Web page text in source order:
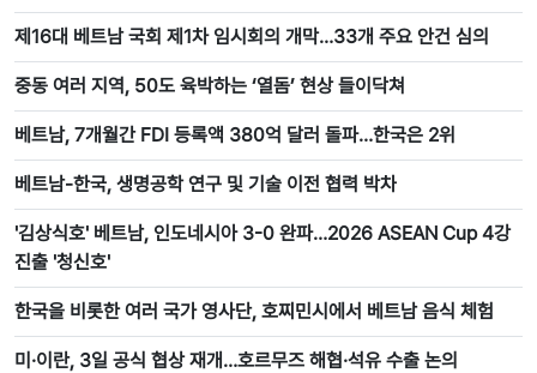
제16대 베트남 국회 제1차 임시회의 개막…33개 주요 안건 심의
중동 여러 지역, 50도 육박하는 ‘열돔’ 현상 들이닥쳐
베트남, 7개월간 FDI 등록액 380억 달러 돌파…한국은 2위
베트남-한국, 생명공학 연구 및 기술 이전 협력 박차
'김상식호' 베트남, 인도네시아 3-0 완파…2026 ASEAN Cup 4강
진출 '청신호'
한국을 비롯한 여러 국가 영사단, 호찌민시에서 베트남 음식 체험
미·이란, 3일 공식 협상 재개…호르무즈 해협·석유 수출 논의